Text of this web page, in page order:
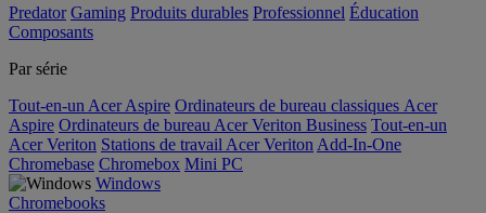
Predator Gaming Produits durables Professionnel Éducation
Composants
Par série
Tout-en-un Acer Aspire Ordinateurs de bureau classiques Acer
Aspire Ordinateurs de bureau Acer Veriton Business Tout-en-un
Acer Veriton Stations de travail Acer Veriton Add-In-One
Chromebase Chromebox Mini PC
Windows
Chromebooks